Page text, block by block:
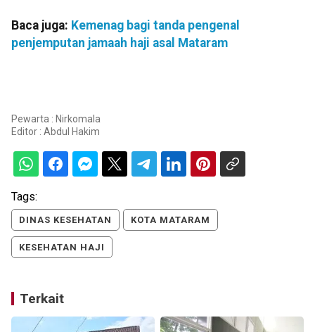
Baca juga: Kemenag bagi tanda pengenal
penjemputan jamaah haji asal Mataram
Pewarta : Nirkomala
Editor : Abdul Hakim
Tags:
DINAS KESEHATAN KOTA MATARAM
KESEHATAN HAJI
Terkait